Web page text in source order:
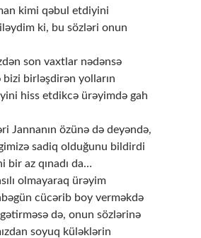
kimi qəbul etdiyini
ki, bu sözləri onun
son vaxtlar nədənsə
bizi birləşdirən yolların
hiss etdikcə ürəyimdə gah
Jannanın özünə də deyəndə,
sadiq olduğunu bildirdi
bir az qınadı da…
olmayaraq ürəyim
cücərib boy verməkdə
də, onun sözlərinə
soyuq küləklərin